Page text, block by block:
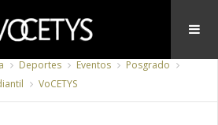
Deportes Eventos
Posgrado
VoCETYS